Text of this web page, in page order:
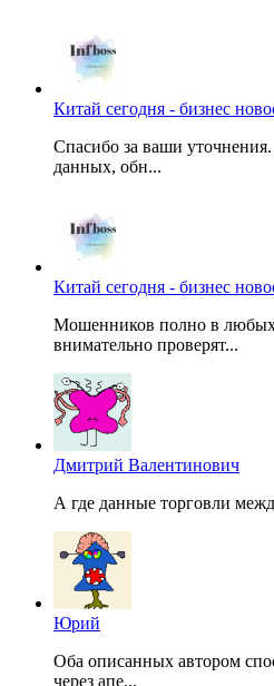
Китай сегодня - бизнес
Спасибо за ваши
данных, обн...
Китай сегодня - бизнес
Мошенников полно в
внимательно проверят...
Дмитрий Валентинович
А где данные торговли
Юрий
Оба описанных автором
через апе...